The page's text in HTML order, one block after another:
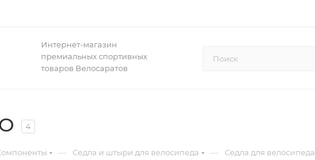
Интернет-магазин
премиальных спортивных
товаров Велосаратов
4
— Седла и штыри для велосипеда — Седла для велосипеда